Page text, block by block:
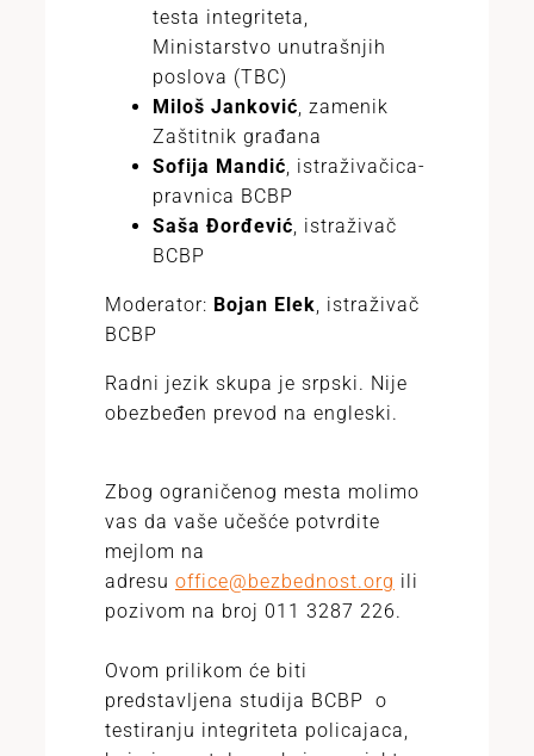
testa integriteta,
Ministarstvo unutrašnjih
poslova (TBC)
Miloš Janković, zamenik
Zaštitnik građana
Sofija Mandić, istraživačica-
pravnica BCBP
Saša Đorđević, istraživač
BCBP
Moderator: Bojan Elek, istraživač
BCBP
Radni jezik skupa je srpski. Nije
obezbeđen prevod na engleski.
Zbog ograničenog mesta molimo
vas da vaše učešće potvrdite
mejlom na
adresu office@bezbednost.org ili
pozivom na broj 011 3287 226.
Ovom prilikom će biti
predstavljena studija BCBP o
testiranju integriteta policajaca,